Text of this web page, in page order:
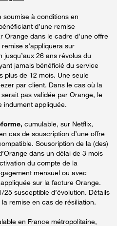
soumise à conditions en
d’une remise
Orange dans le cadre d’une offre
s’appliquera sur
jusqu’aux 26 ans révolus du
jamais bénéficié du service
plus de 12 mois. Une seule
par client. Dans le cas où la
pas validée par Orange, le
indument appliquée.
cumulable, sur Netflix,
cas de souscription d’une offre
Souscription de la (des)
dans un délai de 3 mois
du compte de la
mensuel ou avec
sur la facture Orange.
susceptible d’évolution. Détails
remise en cas de résiliation.
en France métropolitaine,